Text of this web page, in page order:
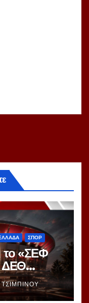
ΣΠΟΡ
το «ΣΕΦ
ΔΕΘ
ΤΣΙΜΠΙΝΟΎ